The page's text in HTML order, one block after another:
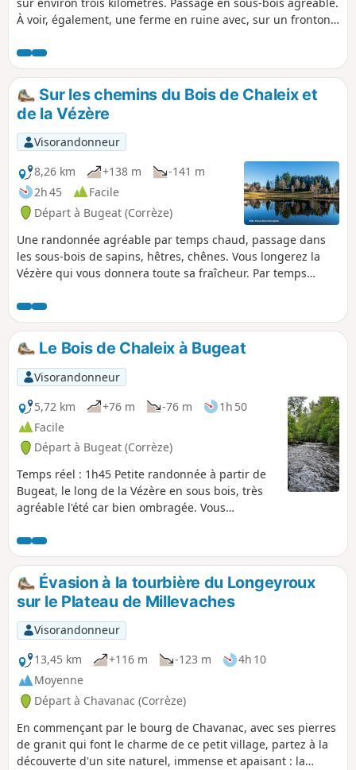
À voir, également, une ferme en ruine avec, sur un fronton,
sec, quelques passages de ruisseaux qui peuvent s'avérer
boueux par temps de pluie, et impraticable si la Vézère est
en crue.Sur les chemins du Bois de Chaleix et
de la Vézère
Visorandonneur
8,26 km
+138 m
-141 m
2h 45
Facile
Départ à Bugeat (Corrèze)
Une randonnée agréable par temps chaud, passage dans
les sous-bois de sapins, hêtres, chênes. Vous longerez la
Vézère qui vous donnera toute sa fraîcheur. Par temps
boueux le long de la Vézère. Prévoir chaussures de marche
et bâtons.
Le Bois de Chaleix à Bugeat
Visorandonneur
5,72 km
+76 m -76 m
1h 50
Facile
Départ à Bugeat (Corrèze)
Temps réel : 1h45 Petite randonnée à partir de
Bugeat, le long de la Vézère en sous bois, très
agréable l'été car bien ombragée. Vous
chemin étroit tout au bord de la rivière. Peu
praticable en hiver car très humide.
Évasion à la tourbière du Longeyroux
sur le Plateau de Millevaches
Visorandonneur
13,45 km
+116 m -123 m
4h 10
Moyenne
Départ à Chavanac (Corrèze)
En commençant par le bourg de Chavanac, avec ses pierres
de granit qui font le charme de ce petit village, partez à la
découverte d'un site naturel, immense et apaisant : la